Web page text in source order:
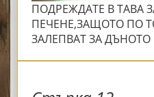
ПОДРЕЖДАТЕ В ТАВА
ПЕЧЕНЕ,ЗАЩОТО ПО
ЗАЛЕПВАТ ЗА